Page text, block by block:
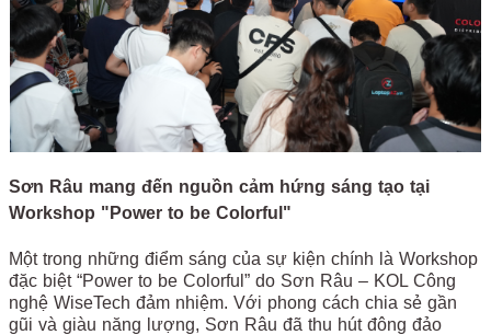
Sơn Râu mang đến nguồn cảm hứng sáng tạo tại
Workshop "Power to be Colorful"
Một trong những điểm sáng của sự kiện chính là Workshop
đặc biệt “Power to be Colorful” do Sơn Râu – KOL Công
nghệ WiseTech đảm nhiệm. Với phong cách chia sẻ gần
gũi và giàu năng lượng, Sơn Râu đã thu hút đông đảo